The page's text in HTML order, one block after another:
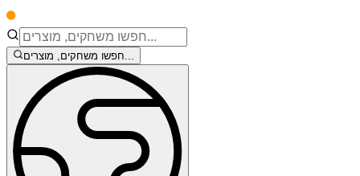
חפשו משחקים, מוצרים...